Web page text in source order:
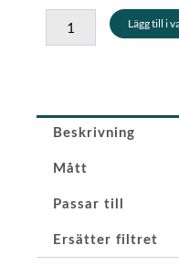
-
Darlly
SC701
Lägg till i
Beskrivning
Mått
Passar till
Ersätter filtret